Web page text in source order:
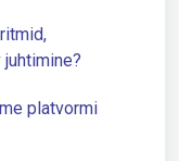
platvormi